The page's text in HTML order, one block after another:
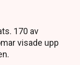
170 av
visade upp